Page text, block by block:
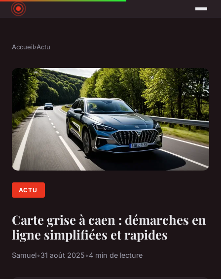
Accueil›Actu
ACTU
Carte grise à caen : démarches en
ligne simplifiées et rapides
Samuel•31 août 2025•4 min de lecture